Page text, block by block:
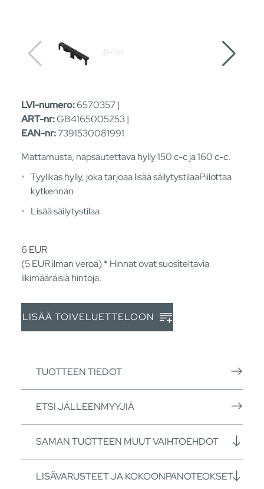
LVI-numero:6570357 |
ART-nr:GB4165005253 |
EAN-nr:7391530081991
Mattamusta, napsautettava hylly 150 c-c ja 160 c-c.
Tyylikäs hylly, joka tarjoaa lisää säilytystilaaPiilottaa
kytkennän
Lisää säilytystilaa
6 EUR
(5EURilman veroa) * Hinnat ovat suositeltavia
likimääräisiä hintoja.
LISÄÄ TOIVELUETTELOON
TUOTTEEN TIEDOT
ETSI JÄLLEENMYYJIÄ
SAMAN TUOTTEEN MUUT VAIHTOEHDOT
LISÄVARUSTEET JA KOKOONPANOTEOKSET